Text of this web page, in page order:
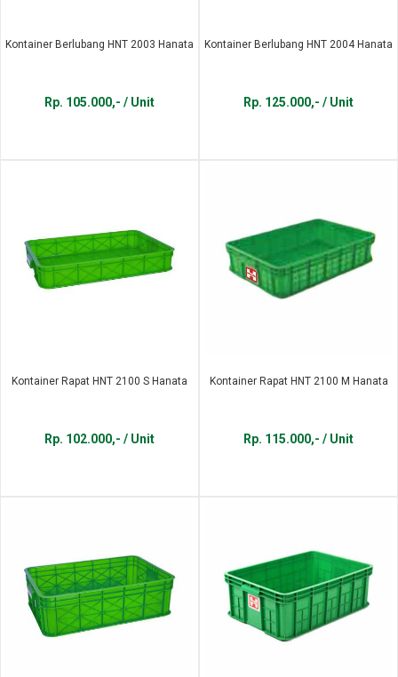
Kontainer Berlubang HNT 2003 Hanata
Rp. 105.000,- / Unit
Kontainer Berlubang HNT 2004 Hanata
Rp. 125.000,- / Unit
Kontainer Rapat HNT 2100 S Hanata
Rp. 102.000,- / Unit
Kontainer Rapat HNT 2100 M Hanata
Rp. 115.000,- / Unit